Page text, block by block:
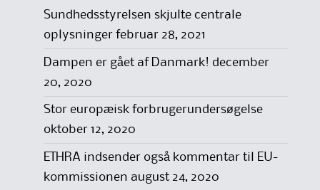
Sundhedsstyrelsen skjulte centrale
oplysninger februar 28, 2021
Dampen er gået af Danmark! december
20, 2020
Stor europæisk forbrugerundersøgelse
oktober 12, 2020
ETHRA indsender også kommentar til EU-
kommissionen august 24, 2020